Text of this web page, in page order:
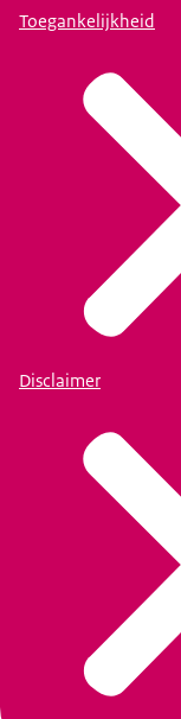
Toegankelijkheid
Disclaimer